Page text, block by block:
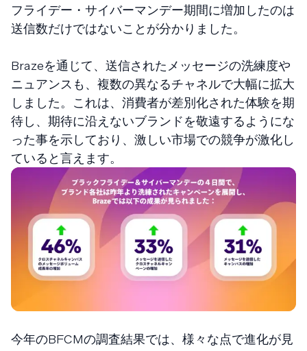
フライデー・サイバーマンデー期間に増加したのは
送信数だけではないことが分かりました。
Brazeを通じて、送信されたメッセージの洗練度や
ニュアンスも、複数の異なるチャネルで大幅に拡大
しました。これは、消費者が差別化された体験を期
待し、期待に沿えないブランドを敬遠するようにな
った事を示しており、激しい市場での競争が激化し
ていると言えます。
今年のBFCMの調査結果では、様々な点で進化が見